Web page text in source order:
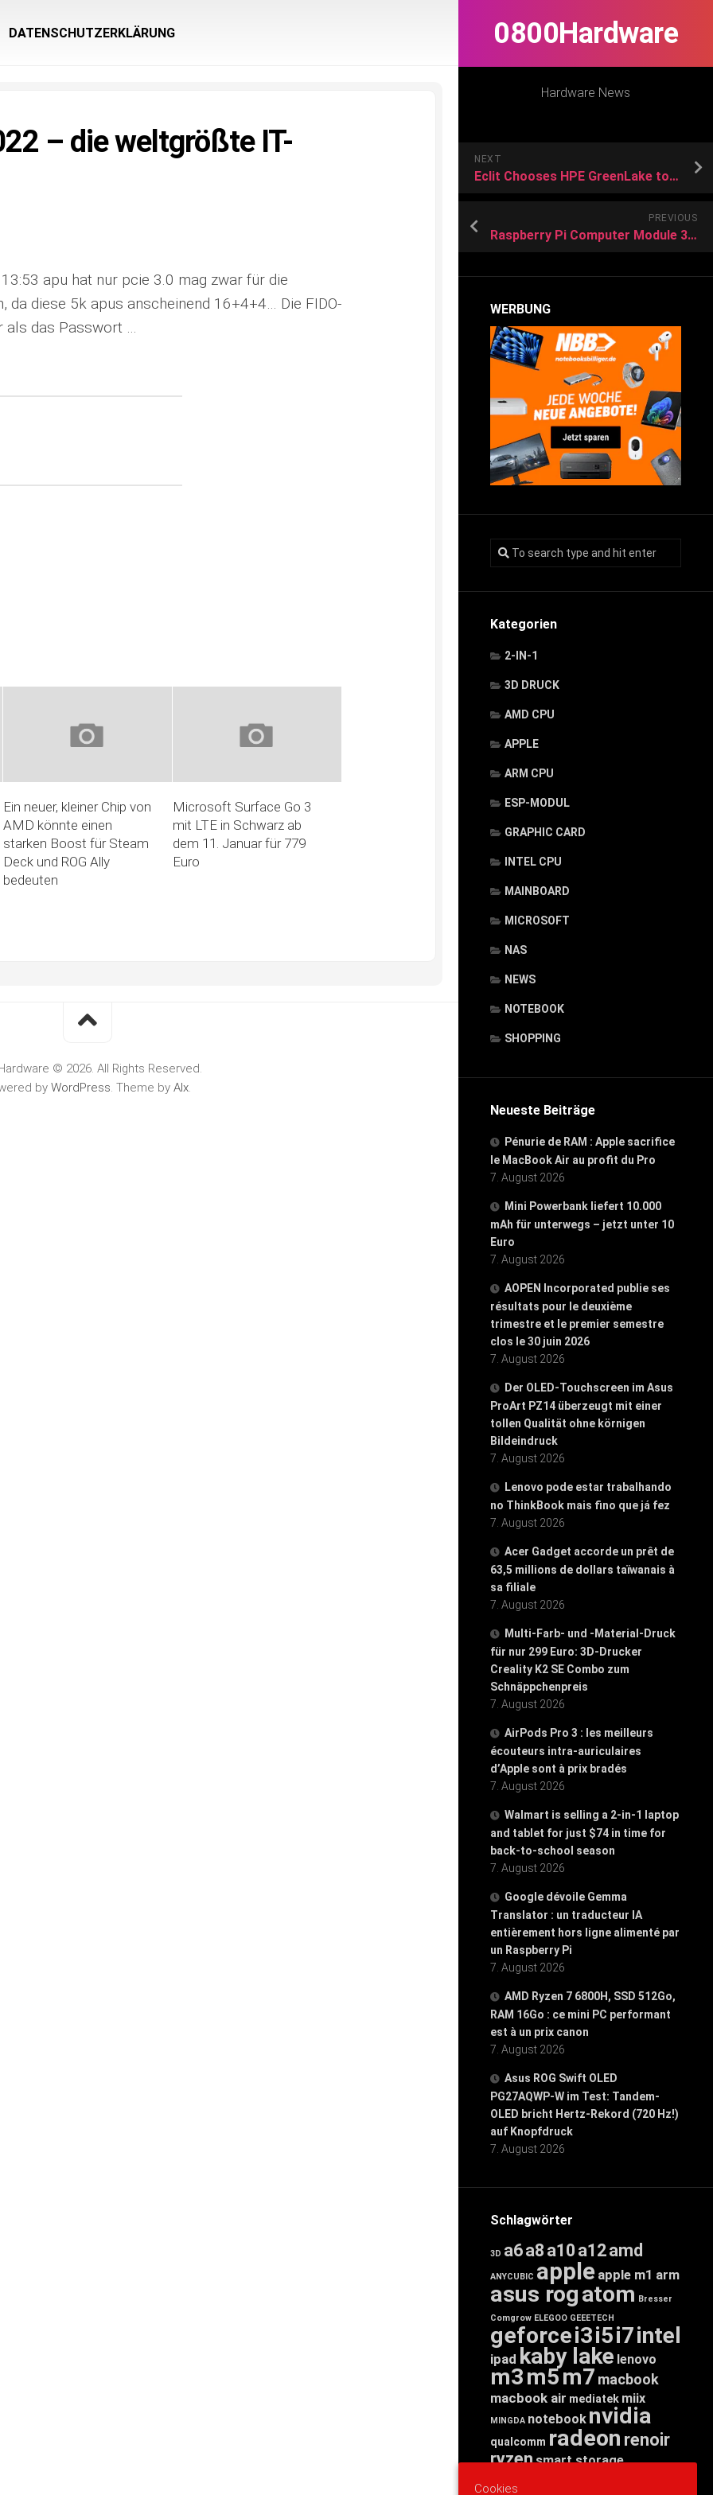
0800Hardware
Hardware News
NEXT
Eclit Chooses HPE GreenLake to Launch a New Cloud Offering and Expand Its Managed Services Portfolio
PREVIOUS
Raspberry Pi Computer Module 3E: Neue Version des Einplatinenrechners aufgetaucht
WERBUNG
Kategorien
2-IN-1
3D DRUCK
AMD CPU
APPLE
ARM CPU
ESP-MODUL
GRAPHIC CARD
INTEL CPU
MAINBOARD
MICROSOFT
NAS
NEWS
NOTEBOOK
SHOPPING
Neueste Beiträge
Pénurie de RAM : Apple sacrifice
le MacBook Air au profit du Pro
7. August 2026
Mini Powerbank liefert 10.000
mAh für unterwegs – jetzt unter 10
Euro
7. August 2026
AOPEN Incorporated publie ses
résultats pour le deuxième
trimestre et le premier semestre
clos le 30 juin 2026
7. August 2026
Der OLED-Touchscreen im Asus
ProArt PZ14 überzeugt mit einer
tollen Qualität ohne körnigen
Bildeindruck
7. August 2026
Lenovo pode estar trabalhando
no ThinkBook mais fino que já fez
7. August 2026
Acer Gadget accorde un prêt de
63,5 millions de dollars taïwanais à
sa filiale
7. August 2026
Multi-Farb- und -Material-Druck
für nur 299 Euro: 3D-Drucker
Creality K2 SE Combo zum
Schnäppchenpreis
7. August 2026
AirPods Pro 3 : les meilleurs
écouteurs intra-auriculaires
d’Apple sont à prix bradés
7. August 2026
Walmart is selling a 2-in-1 laptop
and tablet for just $74 in time for
back-to-school season
7. August 2026
Google dévoile Gemma
Translator : un traducteur IA
entièrement hors ligne alimenté par
un Raspberry Pi
7. August 2026
AMD Ryzen 7 6800H, SSD 512Go,
RAM 16Go : ce mini PC performant
est à un prix canon
7. August 2026
Asus ROG Swift OLED
PG27AQWP-W im Test: Tandem-
OLED bricht Hertz-Rekord (720 Hz!)
auf Knopfdruck
7. August 2026
Schlagwörter
3D a6a8 a10 a12amd
ANYCUBIC apple apple m1 arm
asus rogatom Bresser
Comgrow ELEGOO GEEETECH
geforcei3i5i7intel
ipad kaby lake lenovo
m3m5m7 macbook
macbook air mediatek miix
MINGDA notebook nvidia
qualcomm radeon renoir
ryzensmart storage
DATENSCHUTZERKLÄRUNG
– die weltgrößte IT-
apu hat nur pcie 3.0 mag zwar für die
da diese 5k apus anscheinend 16+4+4… Die FIDO-
als das Passwort …
Ein neuer, kleiner Chip von
AMD könnte einen
starken Boost für Steam
Deck und ROG Ally
bedeuten
Microsoft Surface Go 3
mit LTE in Schwarz ab
dem 11. Januar für 779
Euro
© 2026. All Rights Reserved.
by WordPress. Theme by Alx.
Cookies